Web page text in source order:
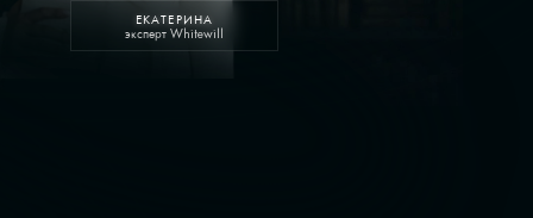
ЕКАТЕРИНА
эксперт Whitewill